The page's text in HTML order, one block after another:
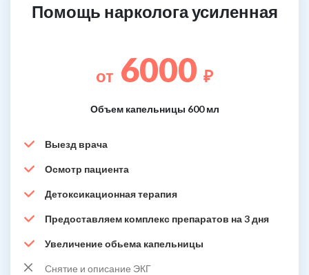
Помощь нарколога усиленная
от 6000 ₽
Объем капельницы 600 мл
Выезд врача
Осмотр пациента
Детоксикационная терапия
Предоставляем комплекс препаратов на 3 дня
Увеличение обьема капельницы
Снятие и описание ЭКГ